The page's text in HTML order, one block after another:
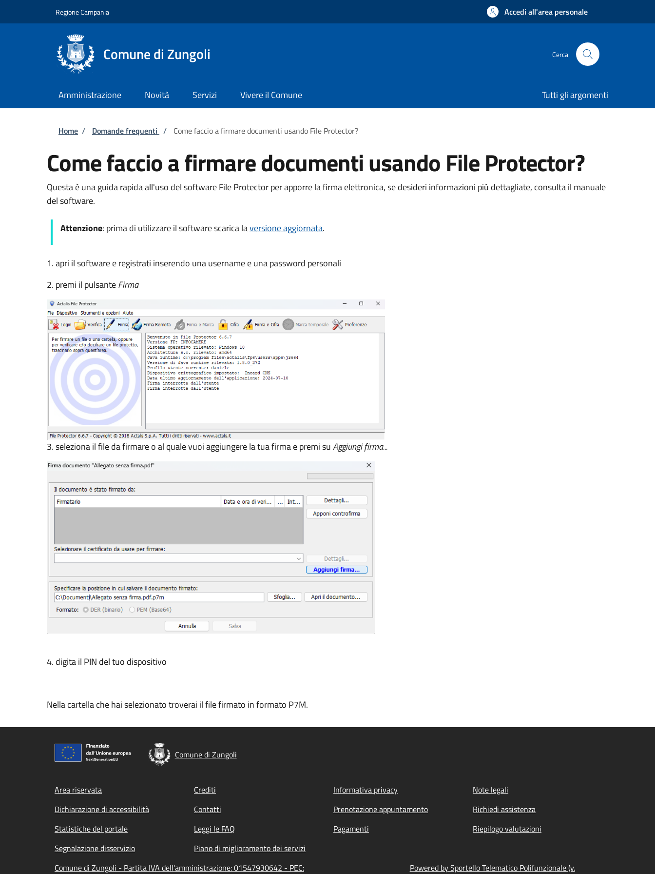
Regione Campania Accedi all'area personale
Comune di Zungoli Cerca
Amministrazione Novità Servizi Vivere il Comune Tutti gli argomenti
Briciole di pane
Home / Domande frequenti / Come faccio a firmare documenti usando File Protector?
Come faccio a firmare documenti usando File Protector?
Questa è una guida rapida all'uso del software File Protector per apporre la firma elettronica, se desideri informazioni più dettagliate, consulta il manuale
del software.
Attenzione: prima di utilizzare il software scarica laversione aggiornata.
1. apri il software e registrati inserendo una username e una password personali
2. premi il pulsanteFirma
3. seleziona il file da firmare o al quale vuoi aggiungere la tua firma e premi suAggiungi firma...
4. digita il PIN del tuo dispositivo
Nella cartella che hai selezionato troverai il file firmato in formato P7M.
Comune di Zungoli
Footer menu
Area riservata Crediti Informativa privacy
Note legali
Dichiarazione di accessibilità
Contatti Prenotazione appuntamento
Richiedi assistenza
Statistiche del portale
Leggi le FAQ Pagamenti
Riepilogo valutazioni
Segnalazione disservizio
Piano di miglioramento dei servizi
Comune di Zungoli - Partita IVA dell'amministrazione: 01547930642 - PEC:
Powered by Sportello Telematico Polifunzionale (v.